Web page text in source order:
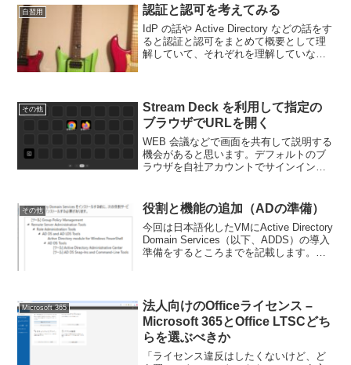
自習用 認証と認可を考えてみる
IdP の話や Active Directory などの話をす
ると認証と認可をまとめて概要として理
解していて、それぞれを理解していない
その他
Stream Deck を利用して指定の
ブラウザでURLを開く
WEB 会議などで画面を共有して説明する
機会があると思います。デフォルトのブ
ラウザを自社アカウントでサインインし
くという運用をしている方は結構多いと
思いま...
その他 役割と機能の追加（ADの準備）
今回は日本語化したVMにActive Directory
Domain Services（以下、ADDS）の導入
準備をするところまでを記載します。す
Microsoft 365
法人向けのOfficeライセンス –
Microsoft 365とOffice LTSCどち
らを選ぶべきか
「ライセンス違反はしたくないけど、ど